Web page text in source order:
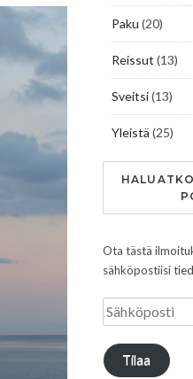
Paku (20)
Reissut (13)
Sveitsi(13)
Yleistä (25)
Ota tästä
sähköpostiisi
Tilaa